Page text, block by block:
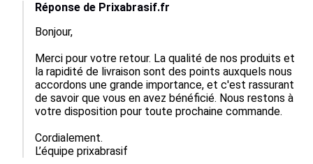
Réponse de Prixabrasif.fr
Bonjour,
Merci pour votre retour. La qualité de nos produits et
la rapidité de livraison sont des points auxquels nous
accordons une grande importance, et c'est rassurant
de savoir que vous en avez bénéficié. Nous restons à
votre disposition pour toute prochaine commande.
Cordialement.
L’équipe prixabrasif